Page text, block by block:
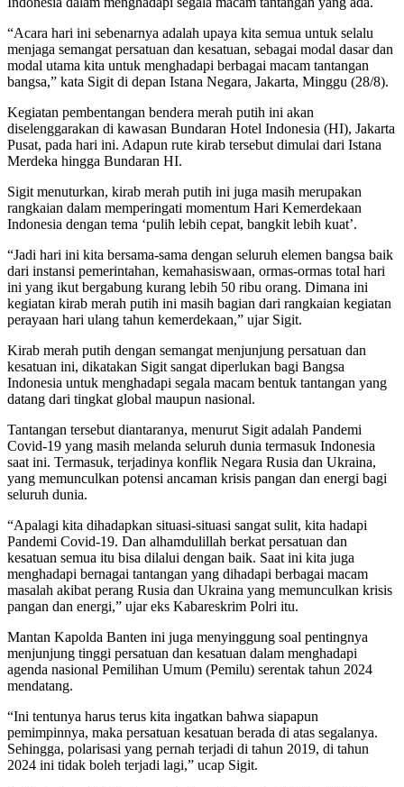
“Acara hari ini sebenarnya adalah upaya kita semua untuk selalu
menjaga semangat persatuan dan kesatuan, sebagai modal dasar dan
modal utama kita untuk menghadapi berbagai macam tantangan
bangsa,” kata Sigit di depan Istana Negara, Jakarta, Minggu (28/8).
Kegiatan pembentangan bendera merah putih ini akan
diselenggarakan di kawasan Bundaran Hotel Indonesia (HI), Jakarta
Pusat, pada hari ini. Adapun rute kirab tersebut dimulai dari Istana
Merdeka hingga Bundaran HI.
Sigit menuturkan, kirab merah putih ini juga masih merupakan
rangkaian dalam memperingati momentum Hari Kemerdekaan
Indonesia dengan tema ‘pulih lebih cepat, bangkit lebih kuat’.
“Jadi hari ini kita bersama-sama dengan seluruh elemen bangsa baik
dari instansi pemerintahan, kemahasiswaan, ormas-ormas total hari
ini yang ikut bergabung kurang lebih 50 ribu orang. Dimana ini
kegiatan kirab merah putih ini masih bagian dari rangkaian kegiatan
perayaan hari ulang tahun kemerdekaan,” ujar Sigit.
Kirab merah putih dengan semangat menjunjung persatuan dan
kesatuan ini, dikatakan Sigit sangat diperlukan bagi Bangsa
Indonesia untuk menghadapi segala macam bentuk tantangan yang
datang dari tingkat global maupun nasional.
Tantangan tersebut diantaranya, menurut Sigit adalah Pandemi
Covid-19 yang masih melanda seluruh dunia termasuk Indonesia
saat ini. Termasuk, terjadinya konflik Negara Rusia dan Ukraina,
yang memunculkan potensi ancaman krisis pangan dan energi bagi
seluruh dunia.
“Apalagi kita dihadapkan situasi-situasi sangat sulit, kita hadapi
Pandemi Covid-19. Dan alhamdulillah berkat persatuan dan
kesatuan semua itu bisa dilalui dengan baik. Saat ini kita juga
menghadapi bernagai tantangan yang dihadapi berbagai macam
masalah akibat perang Rusia dan Ukraina yang memunculkan krisis
pangan dan energi,” ujar eks Kabareskrim Polri itu.
Mantan Kapolda Banten ini juga menyinggung soal pentingnya
menjunjung tinggi persatuan dan kesatuan dalam menghadapi
agenda nasional Pemilihan Umum (Pemilu) serentak tahun 2024
mendatang.
“Ini tentunya harus terus kita ingatkan bahwa siapapun
pemimpinnya, maka persatuan kesatuan berada di atas segalanya.
Sehingga, polarisasi yang pernah terjadi di tahun 2019, di tahun
2024 ini tidak boleh terjadi lagi,” ucap Sigit.